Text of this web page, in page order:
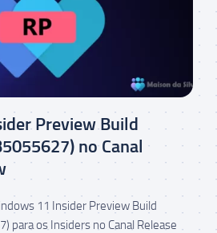
Preview Build
no Canal
11 Insider Preview Build
para os Insiders no Canal Release